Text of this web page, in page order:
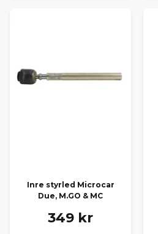
Inre styrled Microcar
Due, M.GO & MC
349 kr